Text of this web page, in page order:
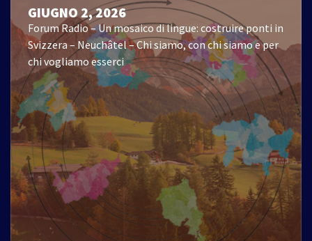
GIUGNO 2, 2026
Forum Radio – Un mosaico di lingue: costruire ponti in
Svizzera – Neuchâtel – Chi siamo, con chi siamo e per
chi vogliamo esserci